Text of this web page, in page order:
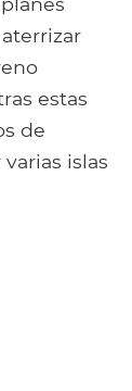
estas
de
islas